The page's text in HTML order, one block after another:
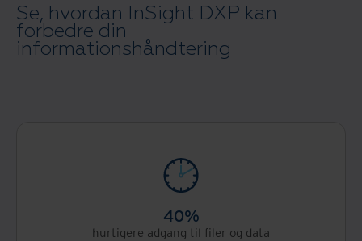
Se, hvordan InSight DXP kan
forbedre din
informationshåndtering
40%
hurtigere adgang til filer og data